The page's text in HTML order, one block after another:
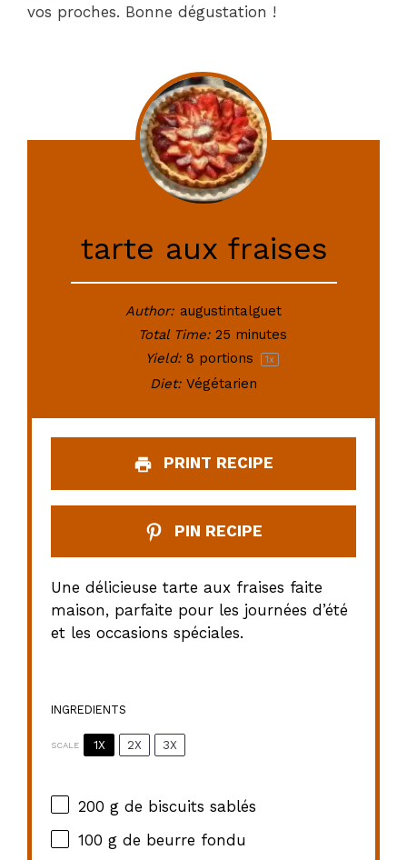
vos proches. Bonne dégustation !
tarte aux fraises
Author: augustintalguet
Total Time: 25 minutes
Yield: 8 portions 1x
Diet: Végétarien
PRINT RECIPE
PIN RECIPE
Une délicieuse tarte aux fraises faite
maison, parfaite pour les journées d’été
et les occasions spéciales.
INGREDIENTS
SCALE 1X 2X 3X
200 g de biscuits sablés
100 g de beurre fondu